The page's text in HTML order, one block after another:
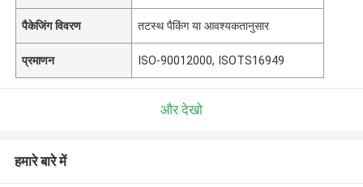
पैकेजिंग विवरण तटस्थ पैकिंग या आवश्यकतानुसार
प्रमाणन ISO-90012000, ISOTS16949
और देखो
हमारे बारे में